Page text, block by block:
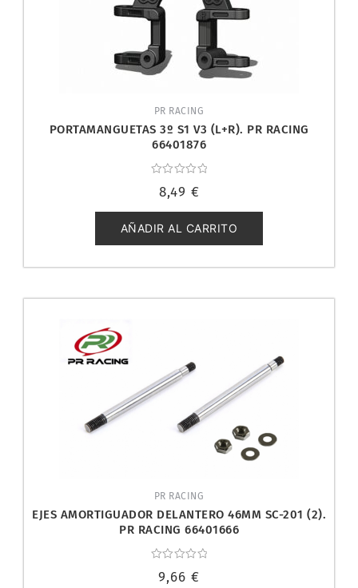
PR RACING
PORTAMANGUETAS 3º S1 V3 (L+R). PR RACING
66401876
con
de
5
8,49 €
AÑADIR AL CARRITO
PR RACING
EJES AMORTIGUADOR DELANTERO 46MM SC-201 (2).
PR RACING 66401666
con
9,66 €